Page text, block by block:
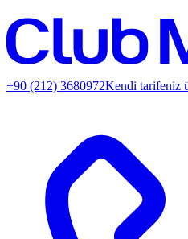
+90 (212) 3680972Kendi tarifeniz